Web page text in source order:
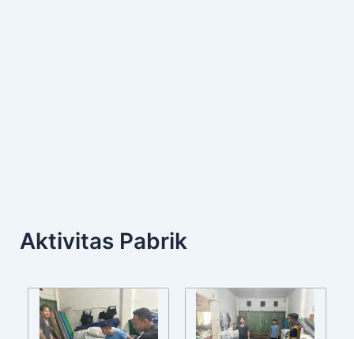
Aktivitas Pabrik